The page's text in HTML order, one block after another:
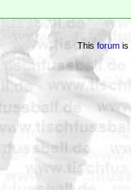
This forumis